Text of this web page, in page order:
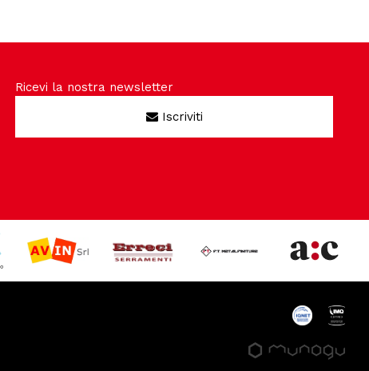
Ricevi la nostra newsletter
Iscriviti